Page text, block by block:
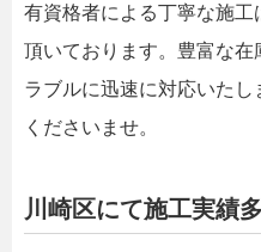
有資格者による丁寧な施
頂いております。豊富な在
ラブルに迅速に対応いた
くださいませ。
川崎区にて施工実績